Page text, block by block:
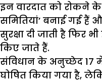
इन वारदात को रोकने
समितियां’ बनाई गई हैं
सुरक्षा दी जाती है फिर
किए जाते हैं.
संविधान के अनुच्छेद 17
घोषित किया गया है,